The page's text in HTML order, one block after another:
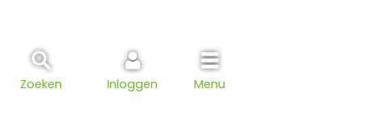
Zoeken Inloggen Menu